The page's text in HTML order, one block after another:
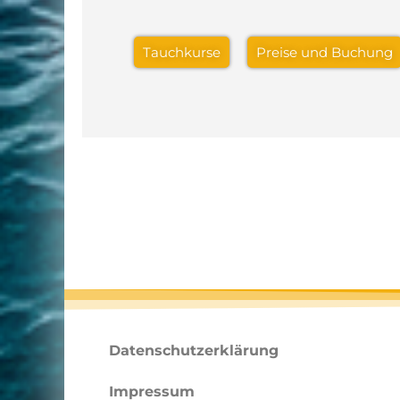
Tauchkurse Preise und Buchung
Datenschutzerklärung
Impressum